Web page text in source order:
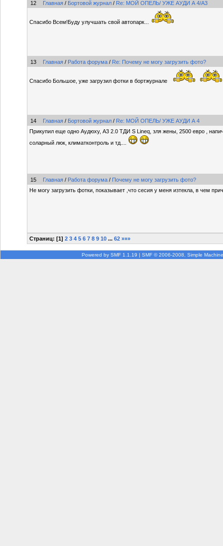
12 Главная / Бортовой журнал / Re: МОЙ ОПЕЛЬ/ УЖЕ АУДИ А 4/А3
Спасибо Всем!Буду улучшать свой автопарк...
13 Главная / Работа форума / Re: Почему не могу загрузить фото?
Спасибо Большое, уже загрузил фотки в бортжурнале
14 Главная / Бортовой журнал / Re: МОЙ ОПЕЛЬ/ УЖЕ АУДИ А 4
Прикупил еще одно Аудюху, А3 2.0 ТДИ S Lineq, зля жены, 2500 евро ,
соларный люк, климатконтроль и тд....
15 Главная / Работа форума / Почему не могу загрузить фото?
Не могу загрузить фотки, показывает ,что сесия у меня изтекла, в чем
Страниц: [1] 2 3 4 5 6 7 8 9 10 ... 62 »»»
Powered by SMF 1.1.19 | SMF © 2006-2008, Simple